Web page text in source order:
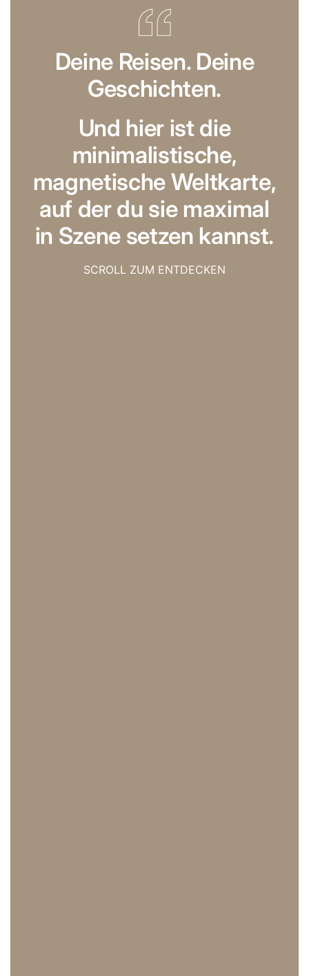
Deine Reisen. Deine
Geschichten.
Und hier ist die
minimalistische,
magnetische Weltkarte,
auf der du sie maximal
in Szene setzen kannst.
SCROLL ZUM ENTDECKEN